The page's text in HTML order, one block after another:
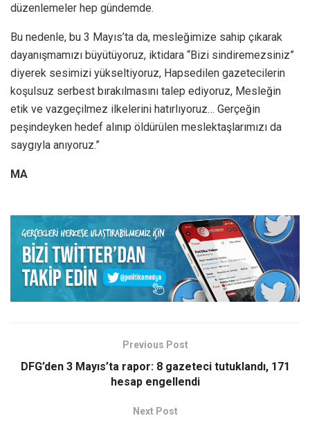
düzenlemeler hep gündemde.
Bu nedenle, bu 3 Mayıs’ta da, mesleğimize sahip çıkarak
dayanışmamızı büyütüyoruz, iktidara “Bizi sindiremezsiniz”
diyerek sesimizi yükseltiyoruz, Hapsedilen gazetecilerin
koşulsuz serbest bırakılmasını talep ediyoruz, Mesleğin
etik ve vazgeçilmez ilkelerini hatırlıyoruz… Gerçeğin
peşindeyken hedef alınıp öldürülen meslektaşlarımızı da
saygıyla anıyoruz.”
MA
Previous Post
DFG’den 3 Mayıs’ta rapor: 8 gazeteci tutuklandı, 171
hesap engellendi
Next Post